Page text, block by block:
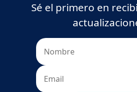
Sé el primero en